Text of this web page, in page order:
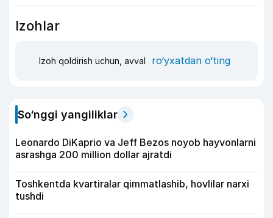
Izohlar
Izoh qoldirish uchun, avval ro‘yxatdan o‘ting
So‘nggi yangiliklar
Leonardo DiKaprio va Jeff Bezos noyob hayvonlarni
asrashga 200 million dollar ajratdi
Toshkentda kvartiralar qimmatlashib, hovlilar narxi
tushdi